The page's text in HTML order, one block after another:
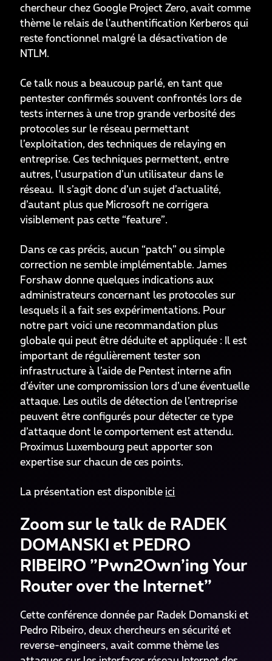
chercheur chez Google Project Zero, avait comme
thème le relais de l'authentification Kerberos qui
reste fonctionnel malgré la désactivation de
NTLM.
Ce talk nous a beaucoup parlé, en tant que
pentester confirmés souvent confrontés lors de
tests internes à une trop grande verbosité des
protocoles sur le réseau permettant
l’exploitation, des techniques de relaying en
entreprise. Ces techniques permettent, entre
autres, l’usurpation d’un utilisateur dans le
réseau. Il s’agit donc d’un sujet d’actualité,
d’autant plus que Microsoft ne corrigera
visiblement pas cette “feature”.
Dans ce cas précis, aucun “patch” ou simple
correction ne semble implémentable. James
Forshaw donne quelques indications aux
administrateurs concernant les protocoles sur
lesquels il a fait ses expérimentations. Pour
notre part voici une recommandation plus
globale qui peut être déduite et appliquée : Il est
important de régulièrement tester son
infrastructure à l’aide de Pentest interne afin
d’éviter une compromission lors d’une éventuelle
attaque. Les outils de détection de l’entreprise
peuvent être configurés pour détecter ce type
d’attaque dont le comportement est attendu.
Proximus Luxembourg peut apporter son
expertise sur chacun de ces points.
La présentation est disponible ici
Zoom sur le talk de RADEK
DOMANSKI et PEDRO
RIBEIRO ”Pwn2Own’ing Your
Router over the Internet”
Cette conférence donnée par Radek Domanski et
Pedro Ribeiro, deux chercheurs en sécurité et
reverse-engineers, avait comme thème les